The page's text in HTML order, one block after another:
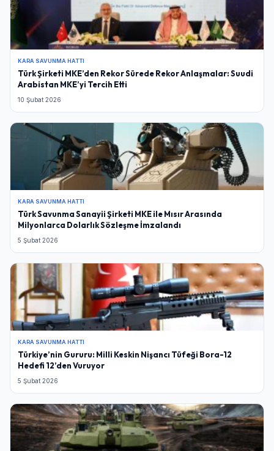
KARA SAVUNMA HATTI
Türk Şirketi MKE’den Rekor Sürede Rekor Anlaşmalar: Suudi
Arabistan MKE’yi Tercih Etti
10 Şubat 2026
KARA SAVUNMA HATTI
Türk Savunma Sanayii Şirketi MKE ile Mısır Arasında
Milyonlarca Dolarlık Sözleşme İmzalandı
5 Şubat 2026
KARA SAVUNMA HATTI
Türkiye’nin Gururu: Milli Keskin Nişancı Tüfeği Bora-12
Hedefi 12’den Vuruyor
5 Şubat 2026